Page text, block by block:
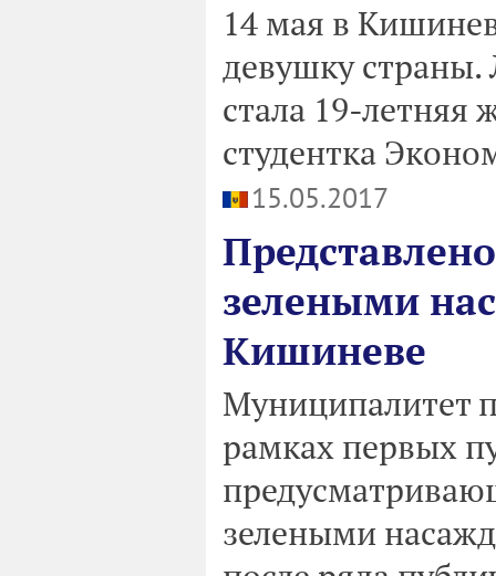
14 мая в
девушку страны.
стала 19-летняя
студентка
15.05.2017
зелеными
Кишиневе
Муниципалитет
рамках первых
зелеными